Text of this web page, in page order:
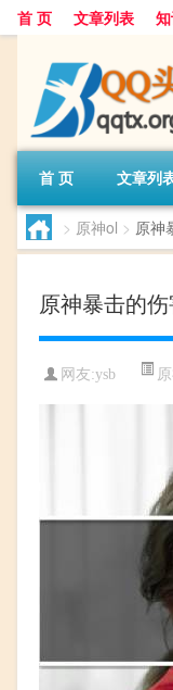
首 页 文章列表
首 页 文章列
> 原神ol > 原神
原神暴击的
网友:ysb